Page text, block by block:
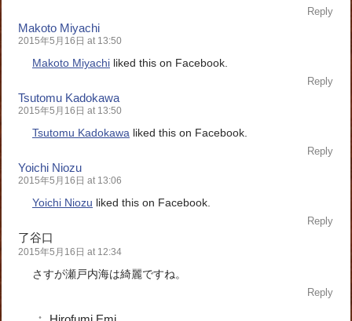
Reply
Makoto Miyachi
2015年5月16日 at 13:50
Makoto Miyachi liked this on Facebook.
Reply
Tsutomu Kadokawa
2015年5月16日 at 13:50
Tsutomu Kadokawa liked this on Facebook.
Reply
Yoichi Niozu
2015年5月16日 at 13:06
Yoichi Niozu liked this on Facebook.
Reply
了谷口
2015年5月16日 at 12:34
さすが瀬戸内海は綺麗ですね。
Reply